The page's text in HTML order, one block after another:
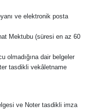
ve elektronik posta
Mektubu (süresi en az 60
olmadığına dair belgeler
tasdikli vekâletname
ve Noter tasdikli imza